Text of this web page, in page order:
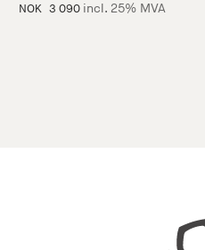
NOK 3 090 incl. 25% MVA